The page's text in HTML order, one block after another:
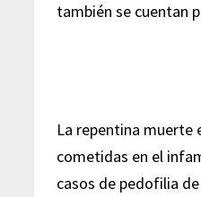
también se cuentan
La repentina muerte
cometidas en el
casos de pedofilia